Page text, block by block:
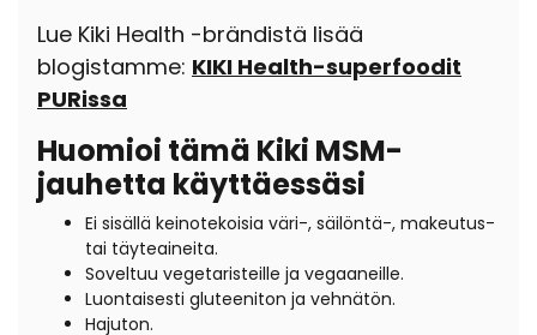
Lue Kiki Health -brändistä lisää
blogistamme: KIKI Health-superfoodit
PURissa
Huomioi tämä Kiki MSM-
jauhetta käyttäessäsi
Ei sisällä keinotekoisia väri-, säilöntä-, makeutus-
tai täyteaineita.
Soveltuu vegetaristeille ja vegaaneille.
Luontaisesti gluteeniton ja vehnätön.
Hajuton.